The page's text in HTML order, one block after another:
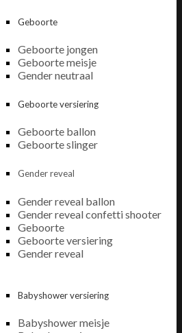
Geboorte
Geboorte jongen
Geboorte meisje
Gender neutraal
Geboorte versiering
Geboorte ballon
Geboorte slinger
Gender reveal
Gender reveal ballon
Gender reveal confetti shooter
Geboorte
Geboorte versiering
Gender reveal
Babyshower versiering
Babyshower meisje